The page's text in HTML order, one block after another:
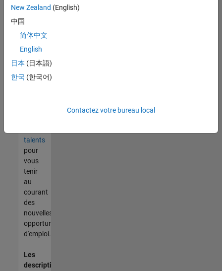
vous
trouvez
pas
d'offre
corresponde
à vos
talents
pour
vous
tenir
au
courant
des
nouvelles
opportunités
d'emploi.
Les
descriptions
New Zealand (English)
中国
简体中文
English
日本 (日本語)
한국 (한국어)
Contactez votre bureau local